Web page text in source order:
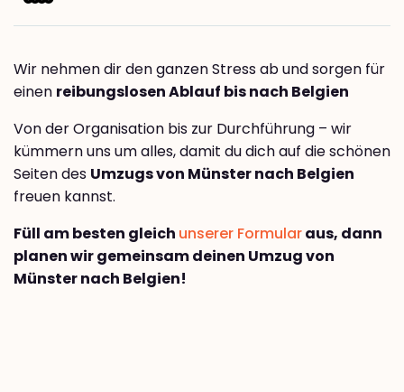
Wir nehmen dir den ganzen Stress ab und sorgen für
einen reibungslosen Ablauf bis nach Belgien
Von der Organisation bis zur Durchführung – wir
kümmern uns um alles, damit du dich auf die schönen
Seiten des Umzugs von Münster nach Belgien
freuen kannst.
Füll am besten gleich unserer Formularaus, dann
planen wir gemeinsam deinen Umzug von
Münster nach Belgien!